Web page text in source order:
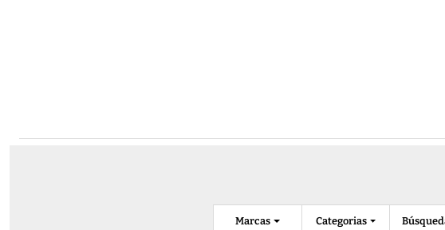
Categorias
Marcas